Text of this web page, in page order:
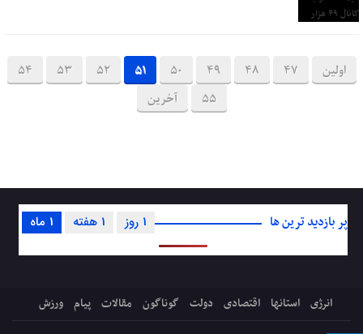
اولین 47
48
49
50
51
52
53
54
55
آخرین
پر بازدید ترین ها 1 ماه 1 هفته 1 روز
انرژی استانها اقتصادی دولت گوناگون مقالات پیام ورزش